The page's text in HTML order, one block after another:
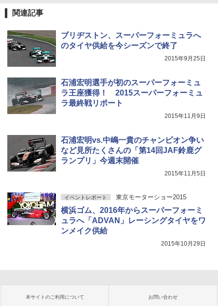
関連記事
ブリヂストン、スーパーフォーミュラへ
のタイヤ供給を今シーズンで終了
2015年9月25日
石浦宏明選手が初のスーパーフォーミュ
ラ王座獲得！ 2015スーパーフォーミュ
ラ最終戦リポート
2015年11月9日
石浦宏明vs.中嶋一貴のチャンピオン争い
など見所たくさんの「第14回JAF鈴鹿グ
ランプリ」今週末開催
2015年11月5日
イベントレポート 東京モーターショー2015
横浜ゴム、2016年からスーパーフォーミ
ュラへ「ADVAN」レーシングタイヤをワ
ンメイク供給
2015年10月29日
本サイトのご利用について お問い合わせ